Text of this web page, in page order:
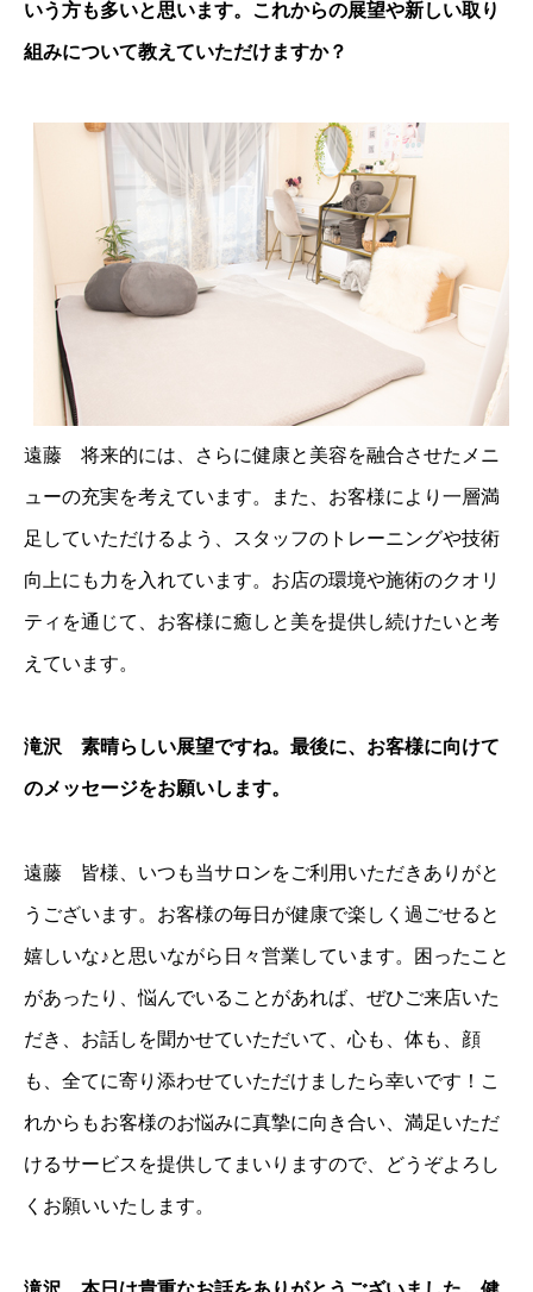
いう方も多いと思います。これからの展望や新しい取り
組みについて教えていただけますか？
遠藤 将来的には、さらに健康と美容を融合させたメニ
ューの充実を考えています。また、お客様により一層満
足していただけるよう、スタッフのトレーニングや技術
向上にも力を入れています。お店の環境や施術のクオリ
ティを通じて、お客様に癒しと美を提供し続けたいと考
えています。
滝沢 素晴らしい展望ですね。最後に、お客様に向けて
のメッセージをお願いします。
遠藤 皆様、いつも当サロンをご利用いただきありがと
うございます。お客様の毎日が健康で楽しく過ごせると
嬉しいな♪と思いながら日々営業しています。困ったこと
があったり、悩んでいることがあれば、ぜひご来店いた
だき、お話しを聞かせていただいて、心も、体も、顔
も、全てに寄り添わせていただけましたら幸いです！こ
れからもお客様のお悩みに真摯に向き合い、満足いただ
けるサービスを提供してまいりますので、どうぞよろし
くお願いいたします。